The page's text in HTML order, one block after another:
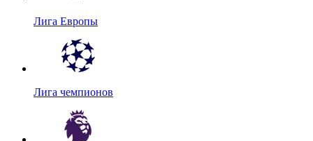
Лига Европы
Лига чемпионов